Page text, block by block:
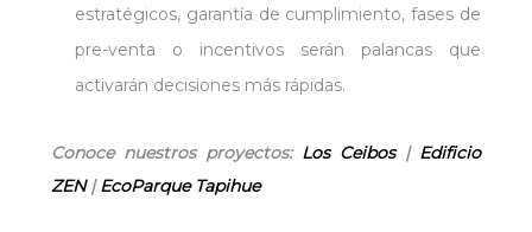
estratégicos, garantía de cumplimiento, fases de
pre-venta o incentivos serán palancas que
activarán decisiones más rápidas.
Conoce nuestros proyectos: Los Ceibos| Edificio
ZEN|EcoParque Tapihue